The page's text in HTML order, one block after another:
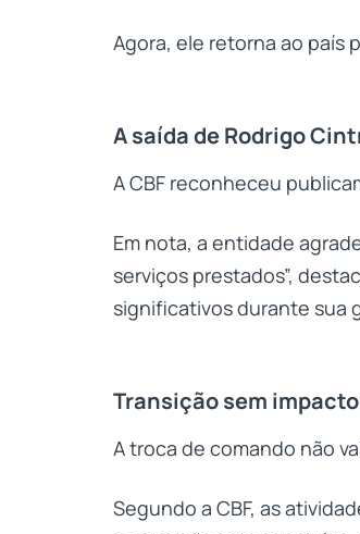
Agora, ele retorna ao país
A saída de Rodrigo
A CBF reconheceu
Em nota, a entidade
serviços prestados”,
significativos durante sua
Transição sem
A troca de comando não
Segundo a CBF, as